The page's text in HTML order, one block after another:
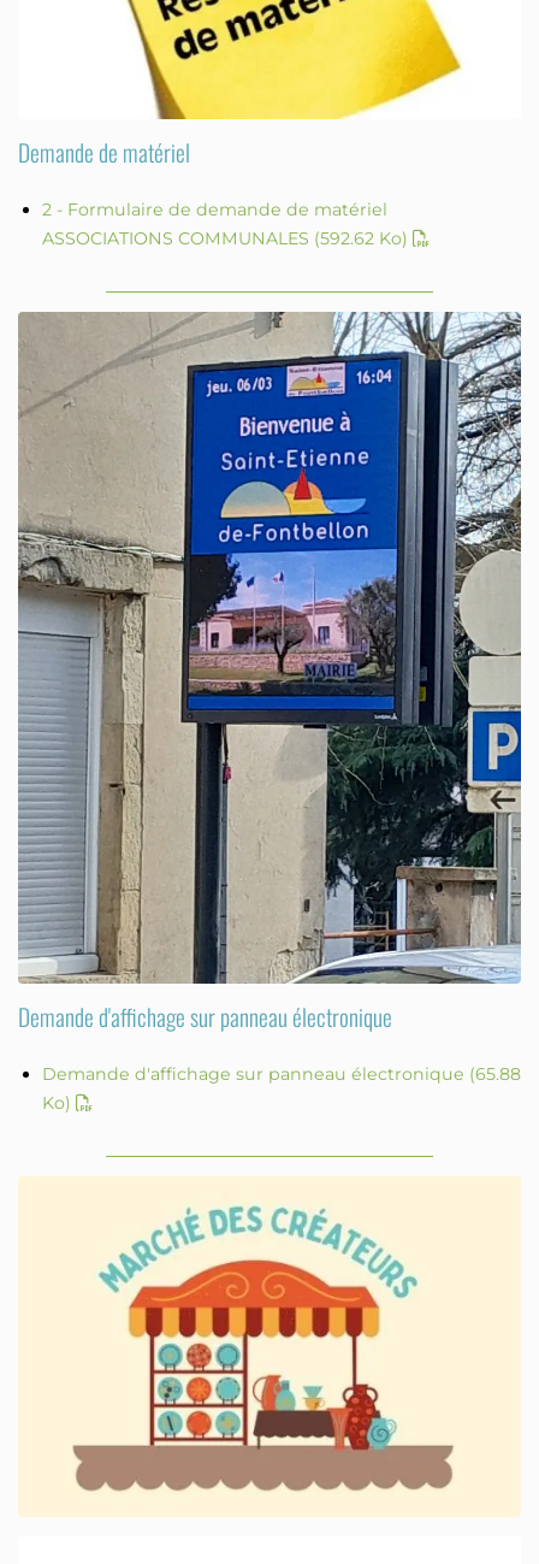
Demande de matériel
2 - Formulaire de demande de matériel
ASSOCIATIONS COMMUNALES (592.62 Ko)
Demande d'affichage sur panneau électronique
Demande d'affichage sur panneau électronique (65.88
Ko)